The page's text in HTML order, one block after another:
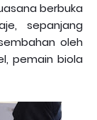
berbuka
sepanjang
oleh
pemain biola